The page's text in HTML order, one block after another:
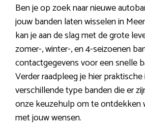
Ben je op zoek naar nieuwe
jouw banden laten wisselen in
kan je aan de slag met de grote
zomer-, winter-, en 4-seizoenen
contactgegevens voor een snelle
Verder raadpleeg je hier
verschillende type banden die er
onze keuzehulp om te ontdekken
met jouw wensen.